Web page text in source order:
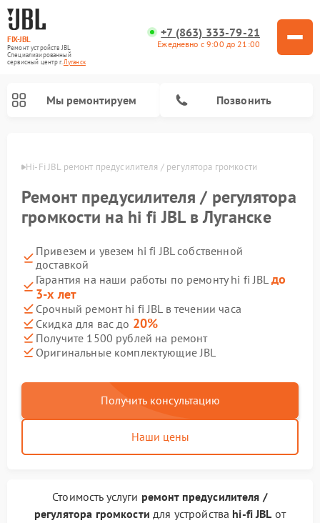
FIX-JBL
Ремонт устройств JBL
Специализированный
cервисный центр г.Луганск
+7 (863) 333-79-21
Ежедневно с 9:00 до 21:00
Мы ремонтируем Позвонить
Hi-Fi JBL ремонт предусилителя / регулятора громкости
Ремонт предусилителя / регулятора
громкости на hi fi JBL в Луганске
Привезем и увезем hi fi JBL собственной
доставкой
Гарантия на наши работы по ремонту hi fi JBL до
3-х лет
Срочный ремонт hi fi JBL в течении часа
Скидка для вас до 20%
Получите 1500 рублей на ремонт
Оригинальные комплектующие JBL
Получить консультацию
Наши цены
Стоимость услуги ремонт предусилителя /
регулятора громкости для устройства hi-fi JBL от